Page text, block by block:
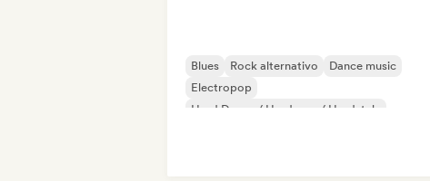
Blues Rock alternativo
Dance music
Electropop
Hard Dance / Hardcore / Hardstyle